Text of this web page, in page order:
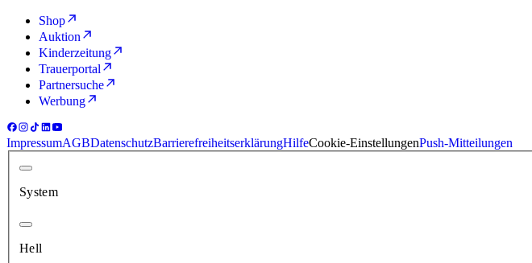
Shop
Auktion
Kinderzeitung
Trauerportal
Partnersuche
Werbung
ImpressumAGBDatenschutzBarrierefreiheitserklärungHilfeCookie-EinstellungenPush-Mitteilungen
System
Hell